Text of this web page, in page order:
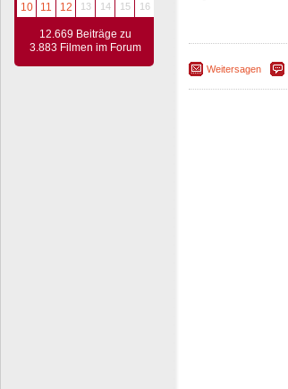
10
11 12 13 14 15 16
12.669 Beiträge zu
3.883 Filmen im Forum
Weitersagen